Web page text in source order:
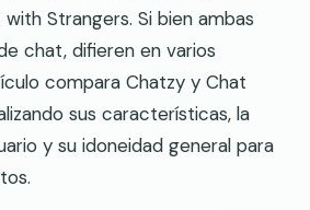
Strangers. Si bien ambas
chat, difieren en varios
compara Chatzy y Chat
sus características, la
y su idoneidad general para